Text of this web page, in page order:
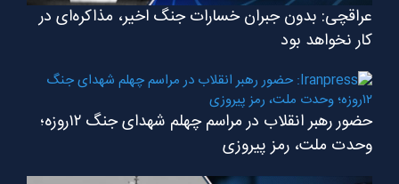
عراقچی: بدون جبران خسارات جنگ اخیر، مذاکره‌ای در
کار نخواهد بود
حضور رهبر انقلاب در مراسم چهلم شهدای جنگ ۱۲روزه؛
وحدت ملت، رمز پیروزی